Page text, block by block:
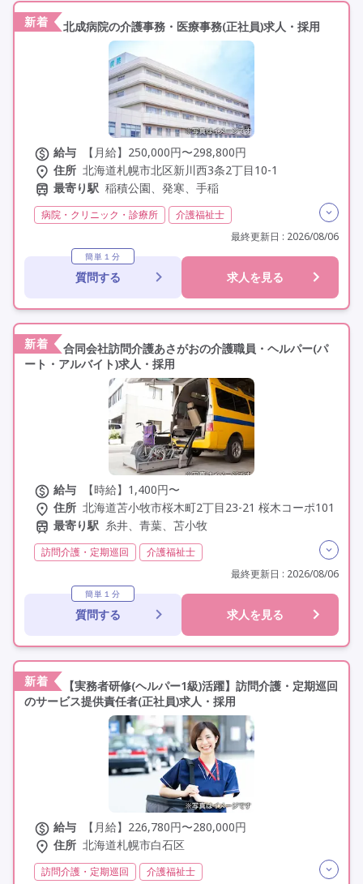
新着 北成病院の介護事務・医療事務(正社員)求人・採用
給与
【月給】250,000円〜298,800円
住所 北海道札幌市北区新川西3条2丁目10-1
最寄り駅 稲積公園、発寒、手稲
病院・クリニック・診療所
介護福祉士
初任者研修(ヘルパー2級)
日勤のみ 夜勤なし
残業月20時間以内
残業ほぼなし
常勤 社会保険完備
交通費支給
車通勤可
最終更新日 : 2026/08/06
簡単１分
質問する 求人を見る
新着
合同会社訪問介護あさがおの介護職員・ヘルパー(パ
ート・アルバイト)求人・採用
給与
【時給】1,400円〜
住所 北海道苫小牧市桜木町2丁目23-21 桜木コーポ101
最寄り駅 糸井、青葉、苫小牧
訪問介護・定期巡回
介護福祉士
初任者研修(ヘルパー2級)
社会福祉士
その他 非常勤 学歴不問
最終更新日 : 2026/08/06
簡単１分
質問する 求人を見る
新着
【実務者研修(ヘルパー1級)活躍】訪問介護・定期巡回
のサービス提供責任者(正社員)求人・採用
給与
【月給】226,780円〜280,000円
住所 北海道札幌市白石区
訪問介護・定期巡回
介護福祉士